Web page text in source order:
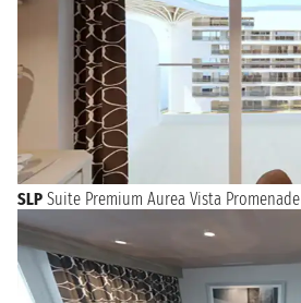
SLP Suite Premium Aurea Vista Promenade